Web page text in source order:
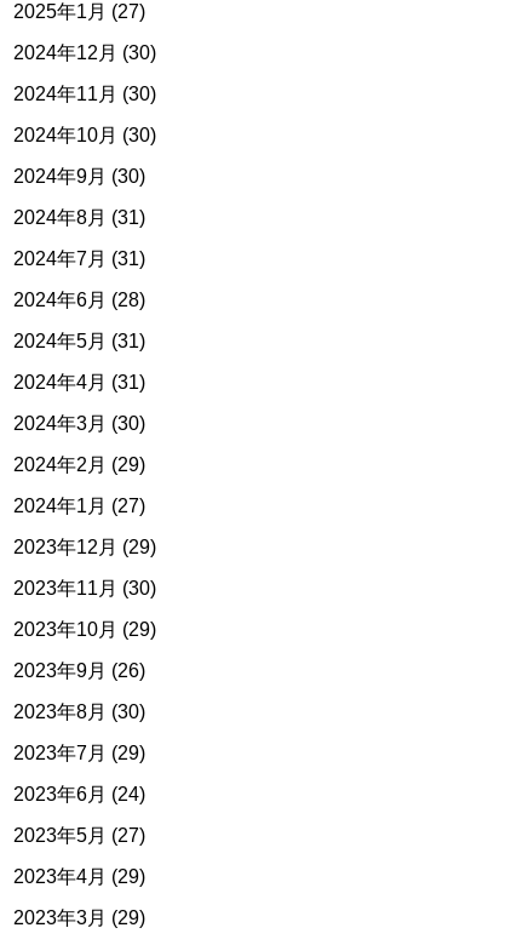
2025年1月 (27)
2024年12月 (30)
2024年11月 (30)
2024年10月 (30)
2024年9月 (30)
2024年8月 (31)
2024年7月 (31)
2024年6月 (28)
2024年5月 (31)
2024年4月 (31)
2024年3月 (30)
2024年2月 (29)
2024年1月 (27)
2023年12月 (29)
2023年11月 (30)
2023年10月 (29)
2023年9月 (26)
2023年8月 (30)
2023年7月 (29)
2023年6月 (24)
2023年5月 (27)
2023年4月 (29)
2023年3月 (29)